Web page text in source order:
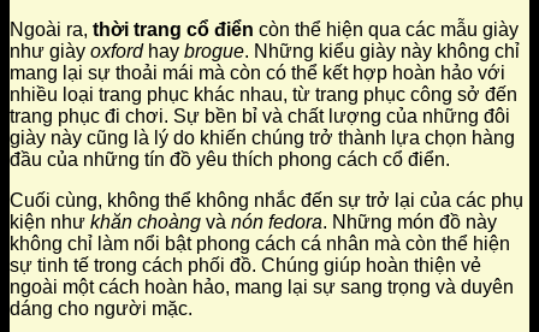
Ngoài ra, thời trang cổ điển còn thể hiện qua các mẫu giày
như giày oxfordhay brogue. Những kiểu giày này không chỉ
mang lại sự thoải mái mà còn có thể kết hợp hoàn hảo với
nhiều loại trang phục khác nhau, từ trang phục công sở đến
trang phục đi chơi. Sự bền bỉ và chất lượng của những đôi
giày này cũng là lý do khiến chúng trở thành lựa chọn hàng
đầu của những tín đồ yêu thích phong cách cổ điển.
Cuối cùng, không thể không nhắc đến sự trở lại của các phụ
kiện như khăn choàng và nón fedora. Những món đồ này
không chỉ làm nổi bật phong cách cá nhân mà còn thể hiện
sự tinh tế trong cách phối đồ. Chúng giúp hoàn thiện vẻ
ngoài một cách hoàn hảo, mang lại sự sang trọng và duyên
dáng cho người mặc.